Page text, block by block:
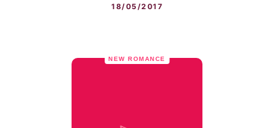
18/05/2017
NEW ROMANCE